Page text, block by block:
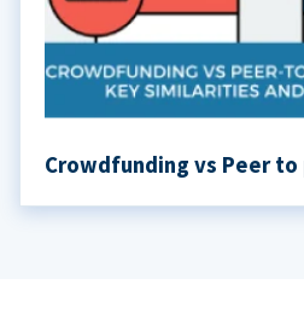
Crowdfunding vs Peer